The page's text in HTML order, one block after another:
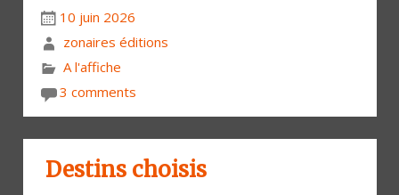
10 juin 2026
zonaires éditions
A l'affiche
3 comments
Destins choisis